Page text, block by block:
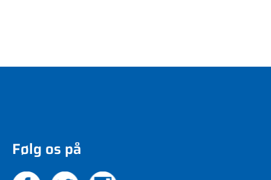
Følg os på